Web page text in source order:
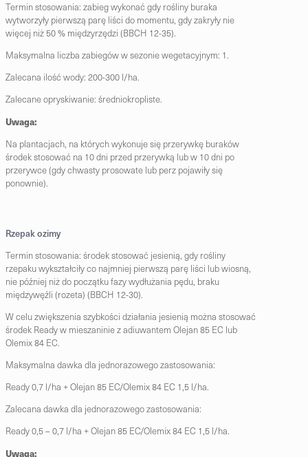
Termin stosowania: zabieg wykonać gdy rośliny buraka
wytworzyły pierwszą parę liści do momentu, gdy zakryły nie
więcej niż 50 % międzyrzędzi (BBCH 12-35).
Maksymalna liczba zabiegów w sezonie wegetacyjnym: 1.
Zalecana ilość wody: 200-300 l/ha.
Zalecane opryskiwanie: średniokropliste.
Uwaga:
Na plantacjach, na których wykonuje się przerywkę buraków
środek stosować na 10 dni przed przerywką lub w 10 dni po
przerywce (gdy chwasty prosowate lub perz pojawiły się
ponownie).
Rzepak ozimy
Termin stosowania: środek stosować jesienią, gdy rośliny
rzepaku wykształciły co najmniej pierwszą parę liści lub wiosną,
nie później niż do początku fazy wydłużania pędu, braku
międzywęźli (rozeta) (BBCH 12-30).
W celu zwiększenia szybkości działania jesienią można stosować
środek Ready w mieszaninie z adiuwantem Olejan 85 EC lub
Olemix 84 EC.
Maksymalna dawka dla jednorazowego zastosowania:
Ready 0,7 l/ha + Olejan 85 EC/Olemix 84 EC 1,5 l/ha.
Zalecana dawka dla jednorazowego zastosowania:
Ready 0,5 – 0,7 l/ha + Olejan 85 EC/Olemix 84 EC 1,5 l/ha.
Uwaga: